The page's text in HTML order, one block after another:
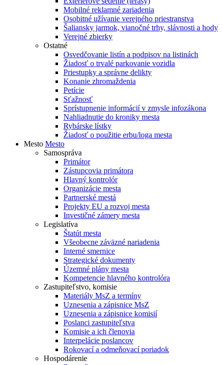
Mobilné reklamné zariadenia
Osobitné užívanie verejného priestranstva
Šaliansky jarmok, vianočné trhy, slávnosti a hody
Verejné zbierky
Ostatné
Osvedčovanie listín a podpisov na listinách
Žiadosť o trvalé parkovanie vozidla
Priestupky a správne delikty
Konanie zhromaždenia
Petície
Sťažnosť
Sprístupnenie informácií v zmysle infozákona
Nahliadnutie do kroniky mesta
Rybárske lístky
Žiadosť o použitie erbu/loga mesta
Mesto Mesto
Samospráva
Primátor
Zástupcovia primátora
Hlavný kontrolór
Organizácie mesta
Partnerské mestá
Projekty EU a rozvoj mesta
Investičné zámery mesta
Legislatíva
Štatút mesta
Všeobecne záväzné nariadenia
Interné smernice
Strategické dokumenty
Územné plány mesta
Kompetencie hlavného kontrolóra
Zastupiteľstvo, komisie
Materiály MsZ a termíny
Uznesenia a zápisnice MsZ
Uznesenia a zápisnice komisií
Poslanci zastupiteľstva
Komisie a ich členovia
Interpelácie poslancov
Rokovací a odmeňovací poriadok
Hospodárenie